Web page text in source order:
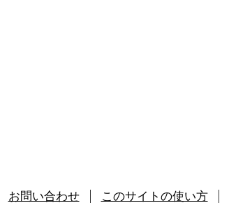
お問い合わせ このサイトの使い方